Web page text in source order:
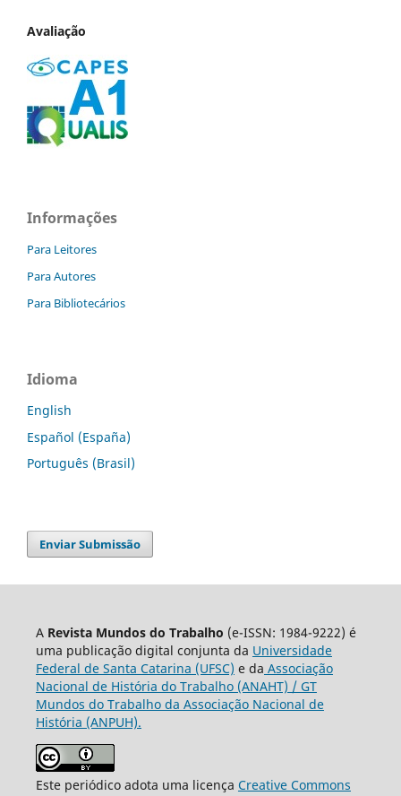
Avaliação
Informações
Para Leitores
Para Autores
Para Bibliotecários
Idioma
English
Español (España)
Português (Brasil)
Enviar Submissão
A Revista Mundos do Trabalho (e-ISSN: 1984-9222) é
uma publicação digital conjunta da Universidade
Federal de Santa Catarina (UFSC) e da Associação
Nacional de História do Trabalho (ANAHT) / GT
Mundos do Trabalho da Associação Nacional de
História (ANPUH).
Este periódico adota uma licença Creative Commons